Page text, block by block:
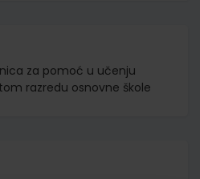
za pomoć u učenju
razredu osnovne škole